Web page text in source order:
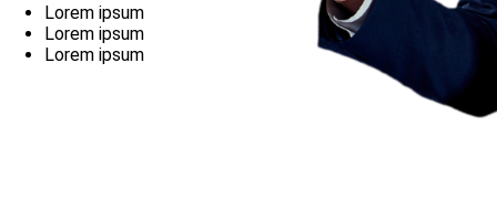
Lorem ipsum
Lorem ipsum
Lorem ipsum